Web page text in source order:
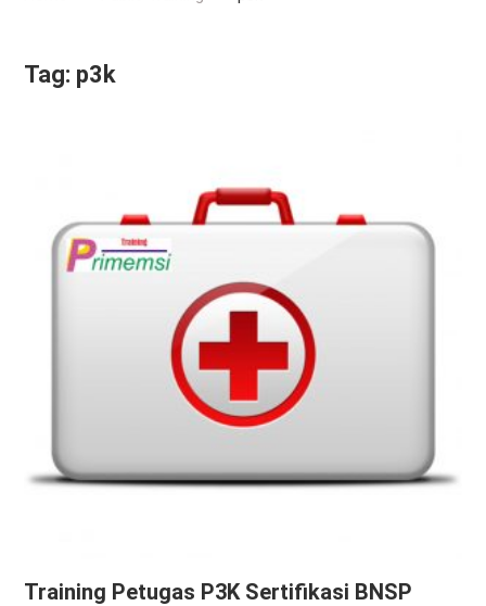
Tag: p3k
Training Petugas P3K Sertifikasi BNSP